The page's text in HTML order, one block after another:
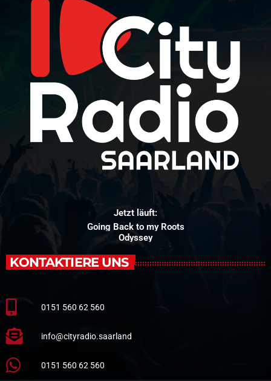
Jetzt läuft:
Going Back to my Roots
Odyssey
KONTAKTIERE UNS
0151 560 62 560
info@cityradio.saarland
0151 560 62 560